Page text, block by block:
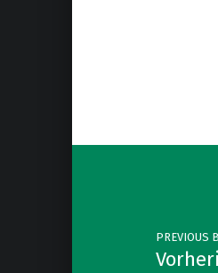
Post navigation
PREVIOUS